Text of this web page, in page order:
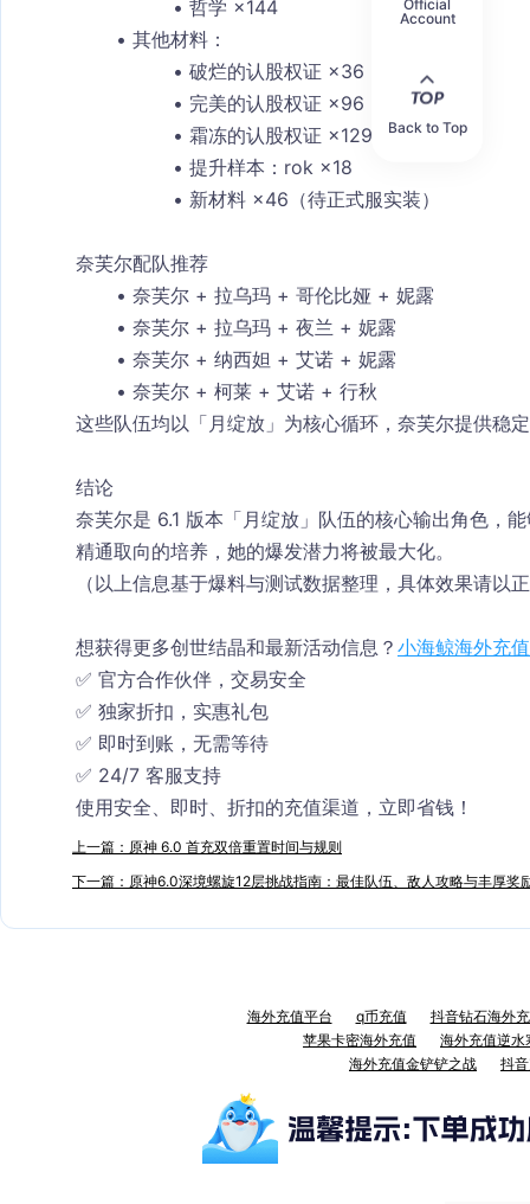
哲学 ×144
其他材料：
破烂的认股权证 ×36
完美的认股权证 ×96
霜冻的认股权证 ×129
提升样本：rok ×18
新材料 ×46（待正式服实装）
奈芙尔配队推荐
奈芙尔 + 拉乌玛 + 哥伦比娅 + 妮露
奈芙尔 + 拉乌玛 + 夜兰 + 妮露
奈芙尔 + 纳西妲 + 艾诺 + 妮露
奈芙尔 + 柯莱 + 艾诺 + 行秋
这些队伍均以「月绽放」为核心循环，奈芙尔提供稳
结论
奈芙尔是 6.1 版本「月绽放」队伍的核心输出角色，
精通取向的培养，她的爆发潜力将被最大化。
（以上信息基于爆料与测试数据整理，具体效果请以
想获得更多创世结晶和最新活动信息？ 小海鲸海外充
✅ 官方合作伙伴，交易安全
✅ 独家折扣，实惠礼包
✅ 即时到账，无需等待
✅ 24/7 客服支持
使用安全、即时、折扣的充值渠道，立即省钱！
上一篇：原神 6.0 首充双倍重置时间与规则
下一篇：原神6.0深境螺旋12层挑战指南：最佳队伍、敌人攻略与丰厚奖
海外充值平台 q币充值
抖音钻石海外
苹果卡密海外充值
海外充值逆水
海外充值金铲铲之战
抖
Official
Account
Back to Top